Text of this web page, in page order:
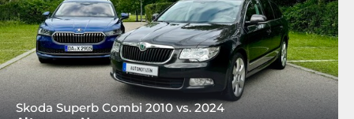
Skoda Superb Combi 2010 vs. 2024